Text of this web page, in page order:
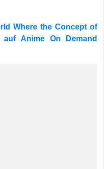
Where the Concept of
Anime On Demand